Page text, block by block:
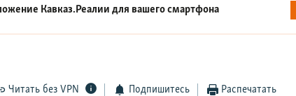
Кавказ.Реалии для вашего смартфона
Читать без VPN Подпишитесь Распечатать